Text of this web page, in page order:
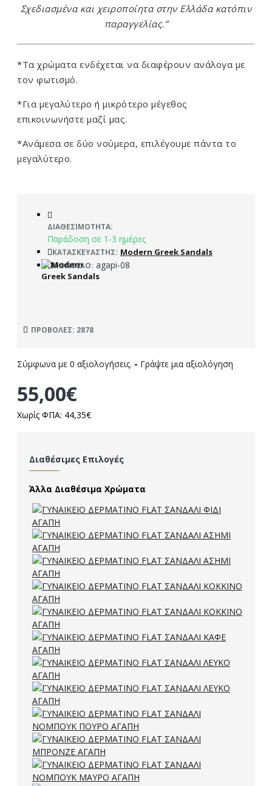
Σχεδιασμένα και χειροποίητα στην Ελλάδα κατόπιν
παραγγελίας.”
*Τα χρώματα ενδέχεται να διαφέρουν ανάλογα με
τον φωτισμό.
*Για μεγαλύτερο ή μικρότερο μέγεθος
επικοινωνήστε μαζί μας.
*Ανάμεσα σε δύο νούμερα, επιλέγουμε πάντα το
μεγαλύτερο.
ΔΙΑΘΕΣΙΜΌΤΗΤΑ:
Παράδοση σε 1-3 ημέρες
ΚΑΤΑΣΚΕΥΑΣΤΉΣ: Modern Greek Sandals
ΜΟΝΤΈΛΟ: agapi-08
ΠΡΟΒΟΛΈΣ: 2878
Σύμφωνα με 0 αξιολογήσεις. - Γράψτε μια αξιολόγηση
55,00€
Χωρίς ΦΠΑ: 44,35€
Διαθέσιμες Επιλογές
Άλλα Διαθέσιμα Χρώματα